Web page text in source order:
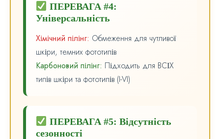
ПЕРЕВАГА #4:
Універсальність
Хімічний пілінг: Обмеження для чутливої
шкіри, темних фототипів
Карбоновий пілінг: Підходить для ВСІХ
типів шкіри та фототипів (I-VI)
ПЕРЕВАГА #5: Відсутність
сезонності